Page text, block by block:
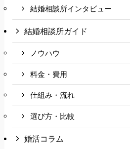
結婚相談所インタビュー
結婚相談所ガイド
ノウハウ
料金・費用
仕組み・流れ
選び方・比較
婚活コラム